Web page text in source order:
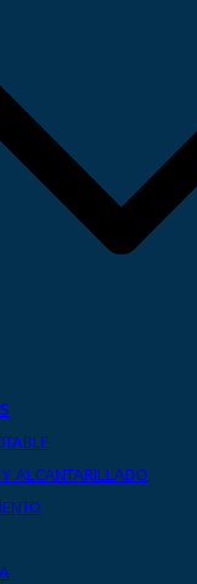
y alcantarillado